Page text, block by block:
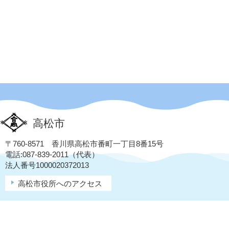
高松市
〒760-8571 香川県高松市番町一丁目8番15号
電話:087-839-2011（代表）
法人番号1000020372013
高松市役所へのアクセス